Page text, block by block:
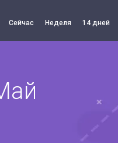
Сейчас Неделя 14 дней